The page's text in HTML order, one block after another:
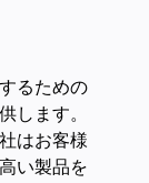
るための
します。
はお客様
い製品を